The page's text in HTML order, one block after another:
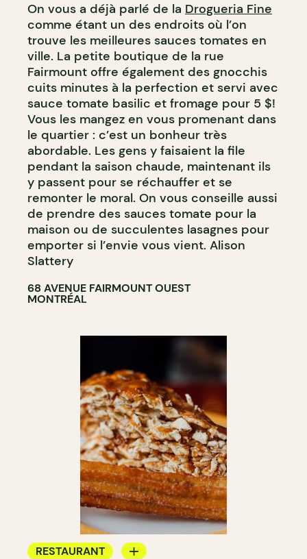
On vous a déjà parlé de la Drogueria Fine
comme étant un des endroits où l’on
trouve les meilleures sauces tomates en
ville. La petite boutique de la rue
Fairmount offre également des gnocchis
cuits minutes à la perfection et servi avec
sauce tomate basilic et fromage pour 5 $!
Vous les mangez en vous promenant dans
le quartier : c’est un bonheur très
abordable. Les gens y faisaient la file
pendant la saison chaude, maintenant ils
y passent pour se réchauffer et se
remonter le moral. On vous conseille aussi
de prendre des sauces tomate pour la
maison ou de succulentes lasagnes pour
emporter si l’envie vous vient. Alison
Slattery
68 AVENUE FAIRMOUNT OUEST
MONTRÉAL
RESTAURANT